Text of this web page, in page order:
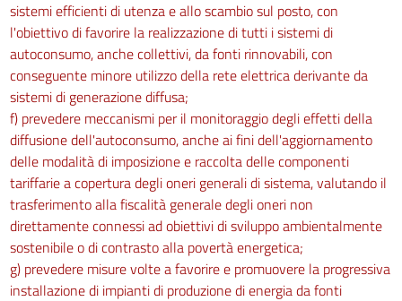
sistemi efficienti di utenza e allo scambio sul posto, con
l'obiettivo di favorire la realizzazione di tutti i sistemi di
autoconsumo, anche collettivi, da fonti rinnovabili, con
conseguente minore utilizzo della rete elettrica derivante da
sistemi di generazione diffusa;
f) prevedere meccanismi per il monitoraggio degli effetti della
diffusione dell'autoconsumo, anche ai fini dell'aggiornamento
delle modalità di imposizione e raccolta delle componenti
tariffarie a copertura degli oneri generali di sistema, valutando il
trasferimento alla fiscalità generale degli oneri non
direttamente connessi ad obiettivi di sviluppo ambientalmente
sostenibile o di contrasto alla povertà energetica;
g) prevedere misure volte a favorire e promuovere la progressiva
installazione di impianti di produzione di energia da fonti